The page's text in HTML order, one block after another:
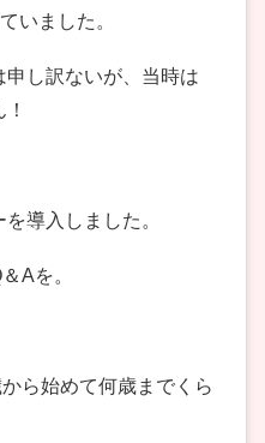
いました。
し訳ないが、当時は
導入しました。
Aを。
ら始めて何歳までくら